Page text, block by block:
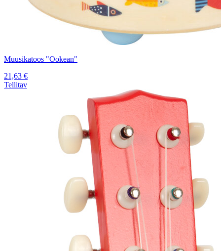
Muusikatoos "Ookean"
21,63 €
Tellitav